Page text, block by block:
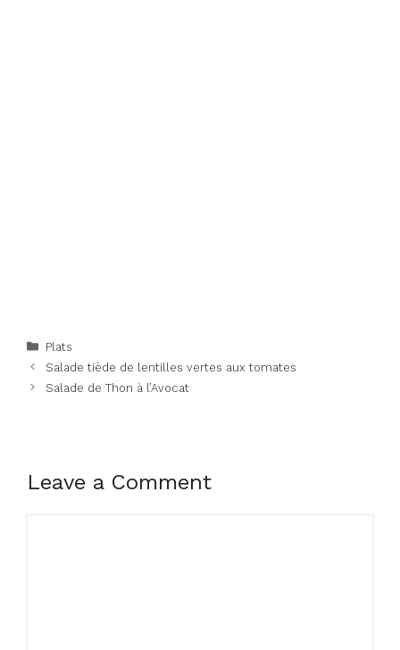
Categories
Plats
Salade tiède de lentilles vertes aux tomates
Salade de Thon à l’Avocat
Leave a Comment